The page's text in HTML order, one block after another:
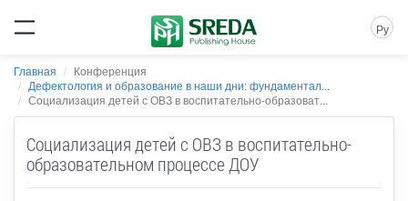
Ру
Главная
Конференция
Дефектология и образование в наши дни: фундаментал...
Социализация детей с ОВЗ в воспитательно-образоват...
Социализация детей с ОВЗ в воспитательно-
образовательном процессе ДОУ